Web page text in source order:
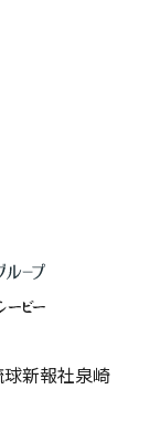
新報社泉崎